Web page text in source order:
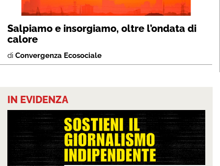
Salpiamo e insorgiamo, oltre l’ondata di
calore
di Convergenza Ecosociale
IN EVIDENZA